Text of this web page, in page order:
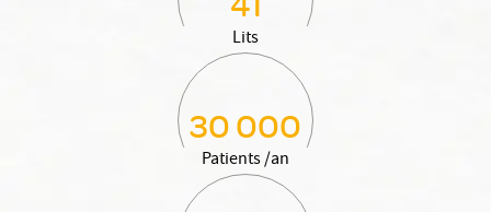
Lits
30 000
Patients /an